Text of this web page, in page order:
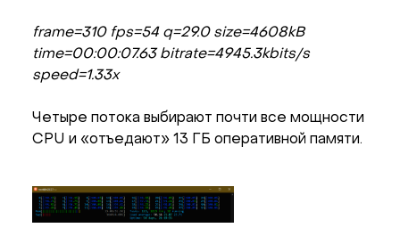
frame=310 fps=54 q=29.0 size=4608kB
time=00:00:07.63 bitrate=4945.3kbits/s
speed=1.33x
Четыре потока выбирают почти все мощности
CPU и «отъедают» 13 ГБ оперативной памяти.